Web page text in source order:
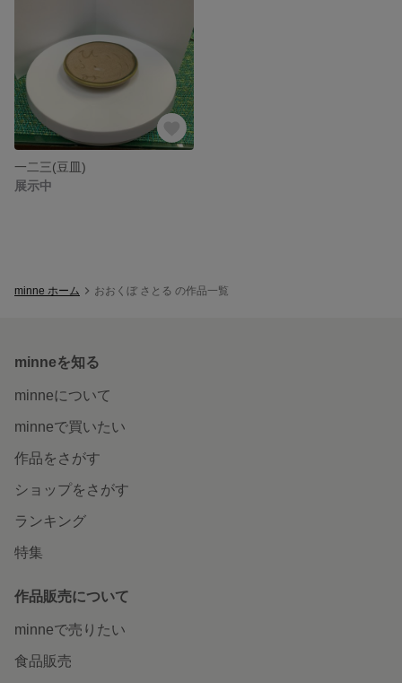
一二三(豆皿)
展示中
minne ホーム おおくぼ さとる の作品一覧
minneを知る
minneについて
minneで買いたい
作品をさがす
ショップをさがす
ランキング
特集
作品販売について
minneで売りたい
食品販売